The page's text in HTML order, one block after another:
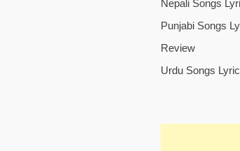
Nepali Songs
Punjabi Songs
Review
Urdu Songs